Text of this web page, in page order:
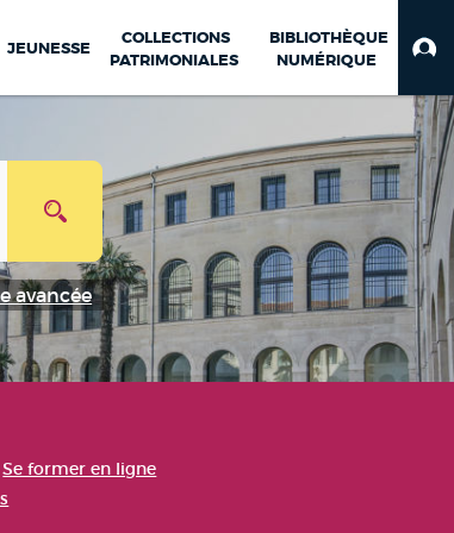
JEUNESSE
COLLECTIONS
PATRIMONIALES
BIBLIOTHÈQUE
NUMÉRIQUE
avancée
Se former en ligne